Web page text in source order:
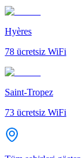
Hyères
78 ücretsiz WiFi
Saint-Tropez
73 ücretsiz WiFi